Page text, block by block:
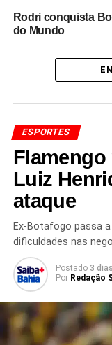
Uruguai deixa o
destino do
TÓPICOS
ESPANHA
FERNANDO MUSLERA
GOL DE BAENA
GUADALAJARA
MUNDIAL 2026
RESULTADO DA
URUGUAI
Rodri conquista
do Mundo
ESPORTES
Luiz
ataque
Ex-Botafogo passa
dificuldades nas
Postado 3
Por Redação